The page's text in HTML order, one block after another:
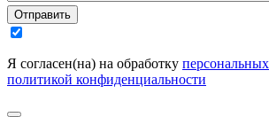
Отправить
Я согласен(на) на обработку
политикой конфиденциальности